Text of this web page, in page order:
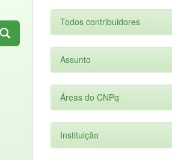
Todos contribuidores
Assunto
Áreas do CNPq
Instituição